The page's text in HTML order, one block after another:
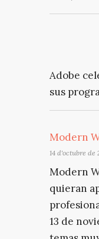
Adobe
sus
Modern
14 d'octubre de
Modern
quieran
13 de